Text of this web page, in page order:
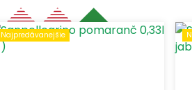
0,5(1)
0,75(2)
Najpredávanejšie